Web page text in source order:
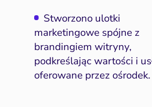
Stworzono ulotki
marketingowe spójne z
brandingiem witryny,
podkreślając wartości i
oferowane przez ośrodek.